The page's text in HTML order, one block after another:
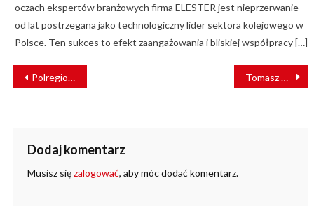
oczach ekspertów branżowych firma ELESTER jest nieprzerwanie
od lat postrzegana jako technologiczny lider sektora kolejowego w
Polsce. Ten sukces to efekt zaangażowania i bliskiej współpracy […]
NAWIGACJA
WPISU
Polregio przedłuża ważność Biletu turystycznego Tomasz Gontarz wiceprezesem Zarządu PKP Intercity S.A.
Dodaj komentarz
Musisz sięzalogować, aby móc dodać komentarz.